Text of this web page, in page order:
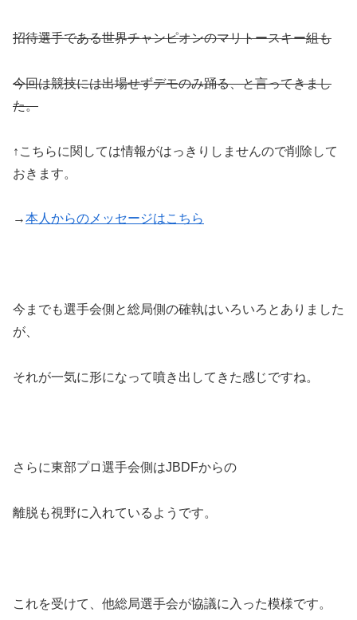
招待選手である世界チャンピオンのマリトースキー組も
今回は競技には出場せずデモのみ踊る、と言ってきまし
た。
↑こちらに関しては情報がはっきりしませんので削除して
おきます。
→本人からのメッセージはこちら
今までも選手会側と総局側の確執はいろいろとありました
が、
それが一気に形になって噴き出してきた感じですね。
さらに東部プロ選手会側はJBDFからの
離脱も視野に入れているようです。
これを受けて、他総局選手会が協議に入った模様です。